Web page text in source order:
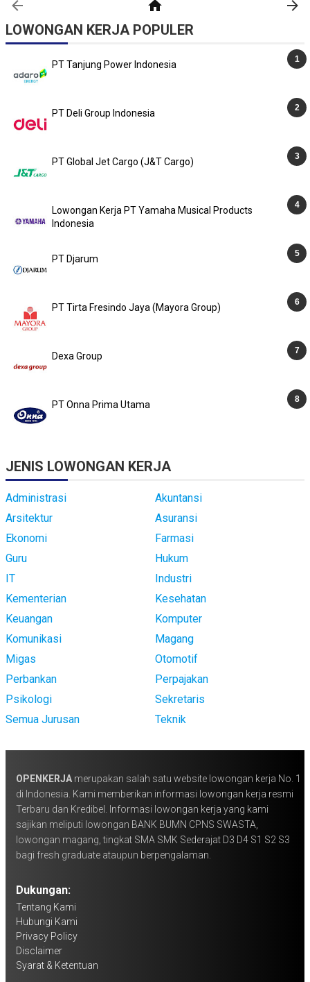
LOWONGAN KERJA POPULER
PT Tanjung Power Indonesia
PT Deli Group Indonesia
PT Global Jet Cargo (J&T Cargo)
Lowongan Kerja PT Yamaha Musical Products
Indonesia
PT Djarum
PT Tirta Fresindo Jaya (Mayora Group)
Dexa Group
PT Onna Prima Utama
JENIS LOWONGAN KERJA
Administrasi
Akuntansi
Arsitektur
Asuransi
Ekonomi
Farmasi
Guru
Hukum
IT
Industri
Kementerian
Kesehatan
Keuangan
Komputer
Komunikasi
Magang
Migas
Otomotif
Perbankan
Perpajakan
Psikologi
Sekretaris
Semua Jurusan
Teknik
OPENKERJA merupakan salah satu website lowongan kerja No. 1
di Indonesia. Kami memberikan informasi lowongan kerja resmi
Terbaru dan Kredibel. Informasi lowongan kerja yang kami
sajikan meliputi lowongan BANK BUMN CPNS SWASTA,
lowongan magang, tingkat SMA SMK Sederajat D3 D4 S1 S2 S3
bagi fresh graduate ataupun berpengalaman.
Dukungan:
Tentang Kami
Hubungi Kami
Privacy Policy
Disclaimer
Syarat & Ketentuan